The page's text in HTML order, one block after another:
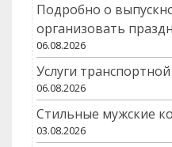
Подробно о
организовать
06.08.2026
Услуги
06.08.2026
Стильные мужские
03.08.2026